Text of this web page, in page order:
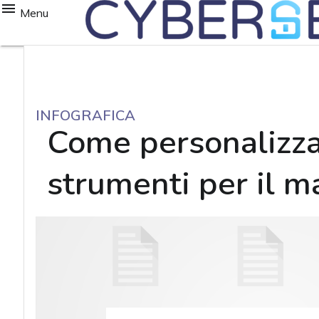
Menu
INFOGRAFICA
Come
strumenti per il